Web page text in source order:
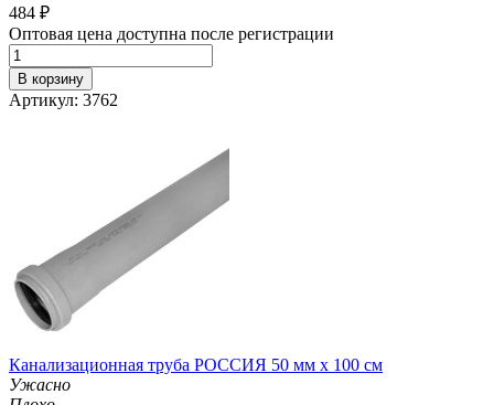
484 ₽
Оптовая цена доступна после регистрации
В корзину
Артикул: 3762
Канализационная труба РОССИЯ 50 мм х 100 см
Ужасно